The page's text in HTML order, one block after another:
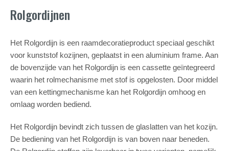
Rolgordijnen
Het Rolgordijn is een raamdecoratieproduct speciaal geschikt
voor kunststof kozijnen, geplaatst in een aluminium frame. Aan
de bovenzijde van het Rolgordijn is een cassette geïntegreerd
waarin het rolmechanisme met stof is opgelosten. Door middel
van een kettingmechanisme kan het Rolgordijn omhoog en
omlaag worden bediend.
Het Rolgordijn bevindt zich tussen de glaslatten van het kozijn.
De bediening van het Rolgordijn is van boven naar beneden.